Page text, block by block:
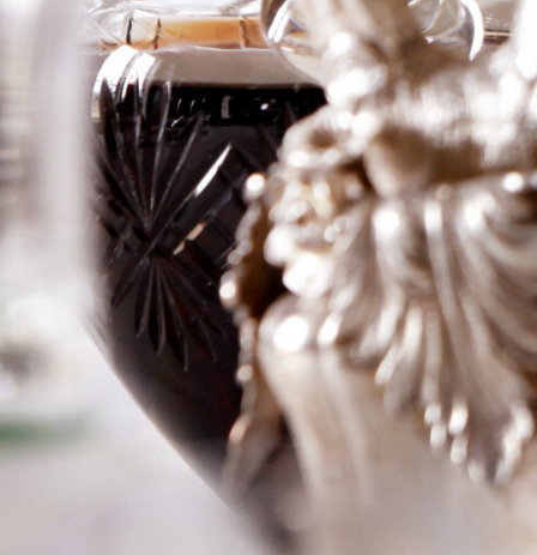
Haut
Logga in för att se priset
Art.nr: 20291-01
Information
Producent Ch Barde-Haut
Årgång 2005
Land Frankrike
Område St-Emilion
Färg Rött
75cl
–